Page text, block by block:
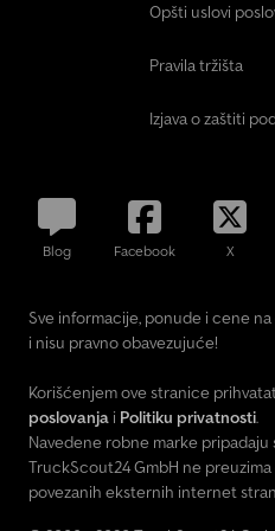
Opšti uslovi
Pravila tržišta
Izjava o zaštiti
Blog Facebook X
Sve informacije, ponude i cene
i nisu pravno obavezujuće!
Korišćenjem ove stranice
poslovanja i Politiku privatnosti.
Navedene robne marke pripadaju
TruckScout24 GmbH ne
povezanih eksternih internet